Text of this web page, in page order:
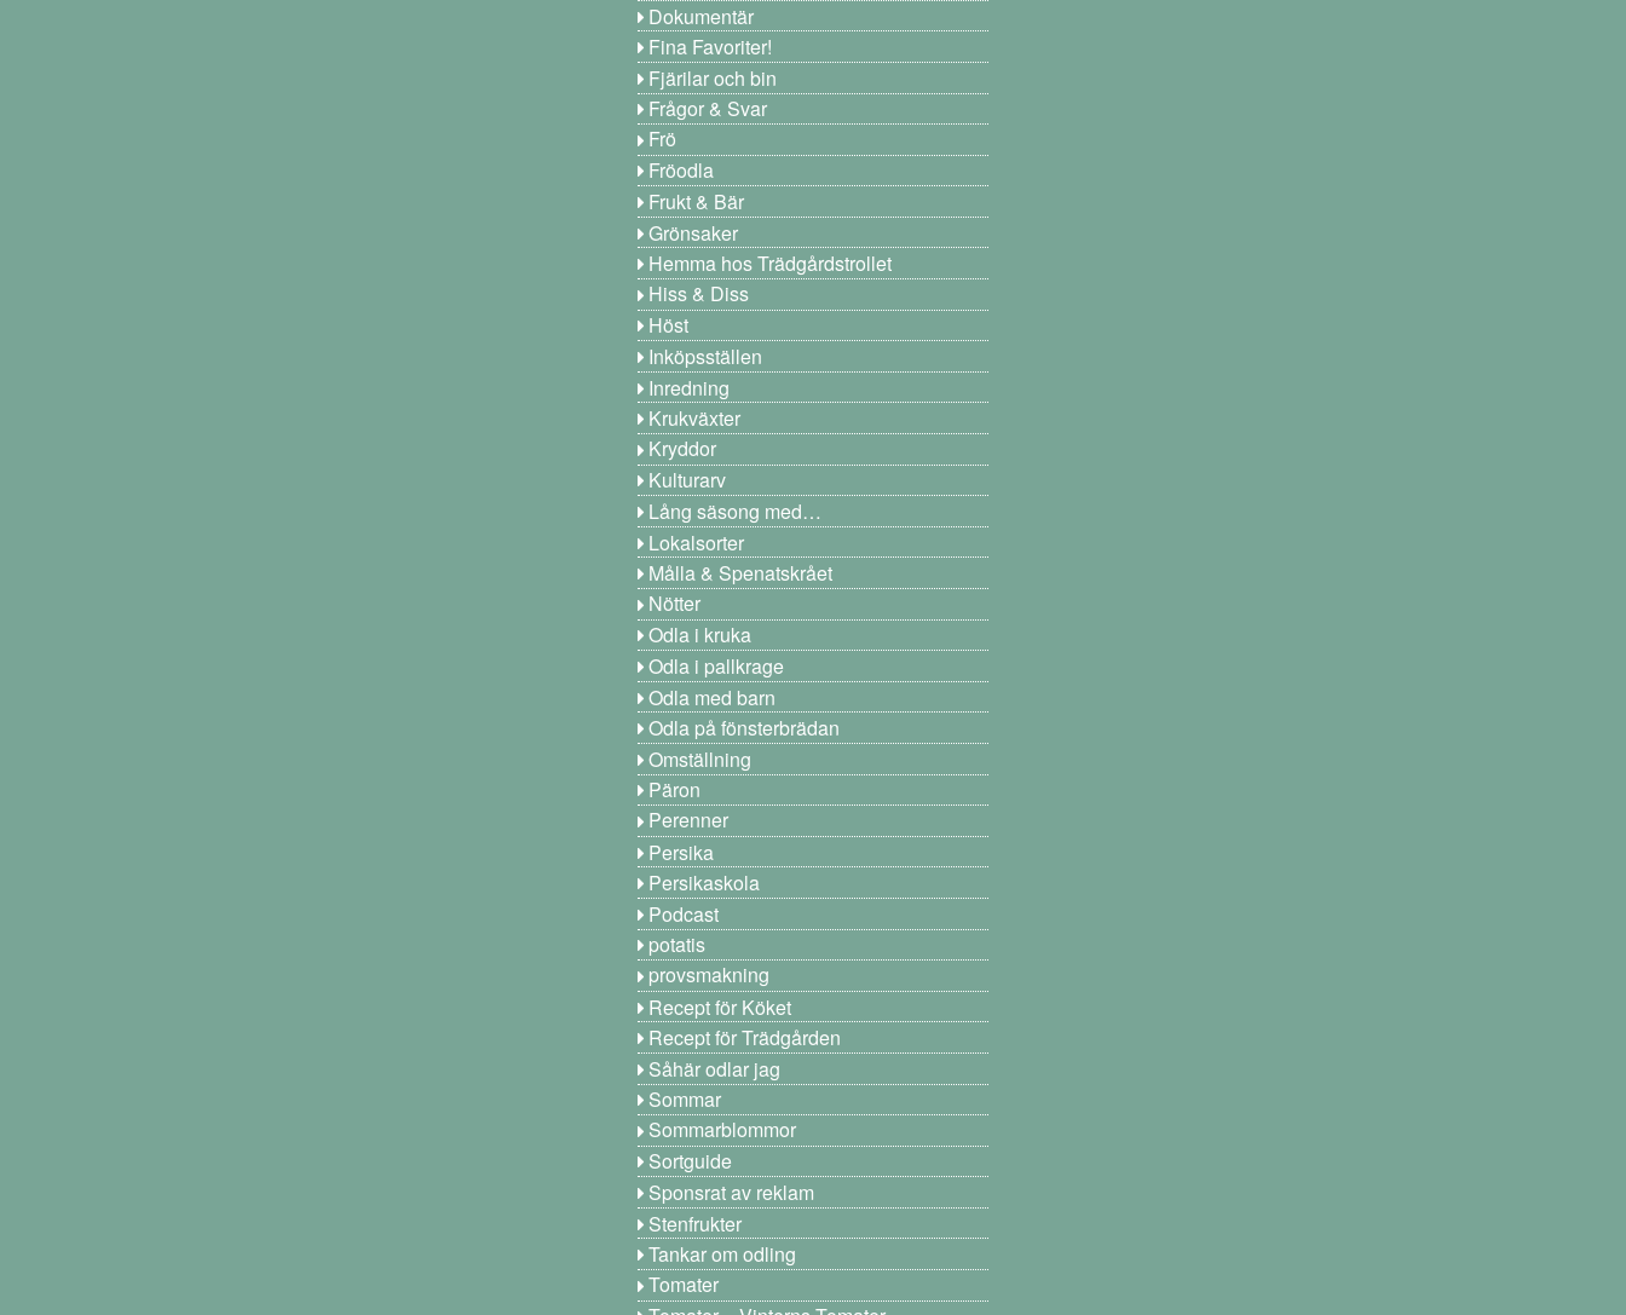
Dokumentär
Fina Favoriter!
Fjärilar och bin
Frågor & Svar
Frö
Fröodla
Frukt & Bär
Grönsaker
Hemma hos Trädgårdstrollet
Hiss & Diss
Höst
Inköpsställen
Inredning
Krukväxter
Kryddor
Kulturarv
Lång säsong med…
Lokalsorter
Målla & Spenatskrået
Nötter
Odla i kruka
Odla i pallkrage
Odla med barn
Odla på fönsterbrädan
Omställning
Päron
Perenner
Persika
Persikaskola
Podcast
potatis
provsmakning
Recept för Köket
Recept för Trädgården
Såhär odlar jag
Sommar
Sommarblommor
Sortguide
Sponsrat av reklam
Stenfrukter
Tankar om odling
Tomater